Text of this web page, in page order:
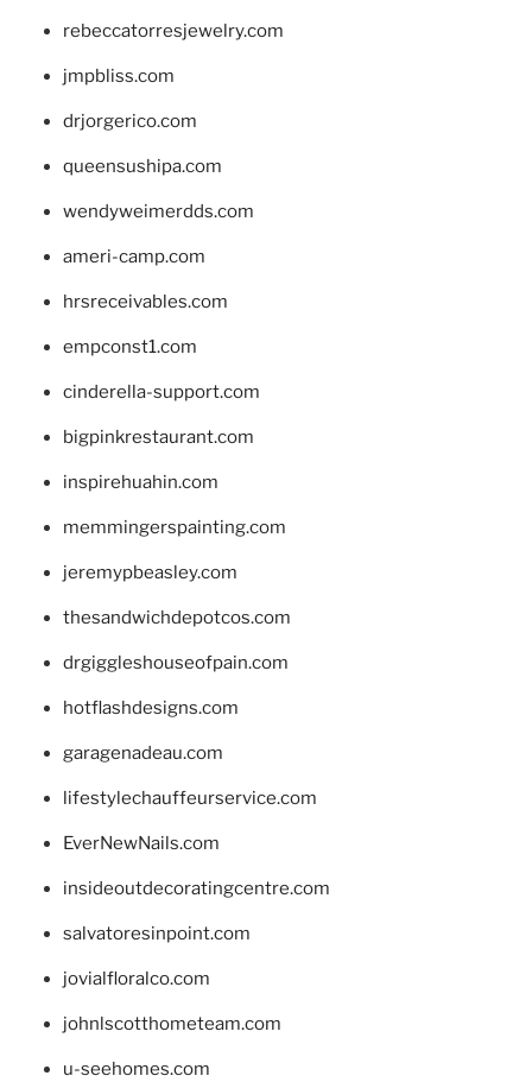
rebeccatorresjewelry.com
jmpbliss.com
drjorgerico.com
queensushipa.com
wendyweimerdds.com
ameri-camp.com
hrsreceivables.com
empconst1.com
cinderella-support.com
bigpinkrestaurant.com
inspirehuahin.com
memmingerspainting.com
jeremypbeasley.com
thesandwichdepotcos.com
drgiggleshouseofpain.com
hotflashdesigns.com
garagenadeau.com
lifestylechauffeurservice.com
EverNewNails.com
insideoutdecoratingcentre.com
salvatoresinpoint.com
jovialfloralco.com
johnlscotthometeam.com
u-seehomes.com